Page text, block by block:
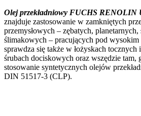
Olej przekładniowy FUCHS RENOLIN
znajduje zastosowanie w zamkniętych
przemysłowych – zębatych,
ślimakowych – pracujących pod wysokim
sprawdza się także w łożyskach tocznych
śrubach dociskowych oraz wszędzie tam,
stosowanie syntetycznych olejów
DIN 51517-3 (CLP).